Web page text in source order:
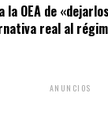
la OEA de
real al
ANUNCIOS